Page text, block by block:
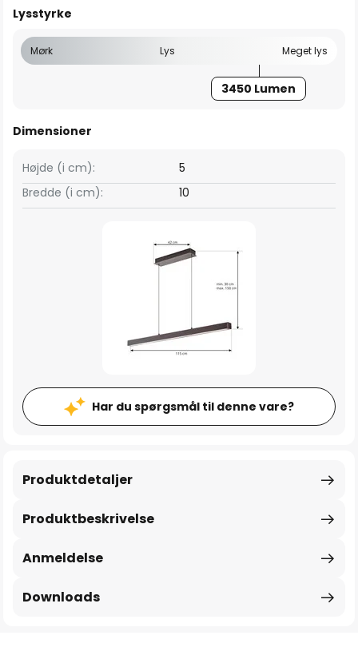
Lysstyrke
Mørk Lys Meget lys
3450 Lumen
Dimensioner
Bredde (i cm): 10
Højde (i cm): 5
Har du spørgsmål til denne vare?
Produktbeskrivelse
Produktdetaljer
Anmeldelse
Downloads